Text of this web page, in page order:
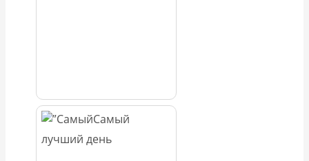
Самый
лучший день